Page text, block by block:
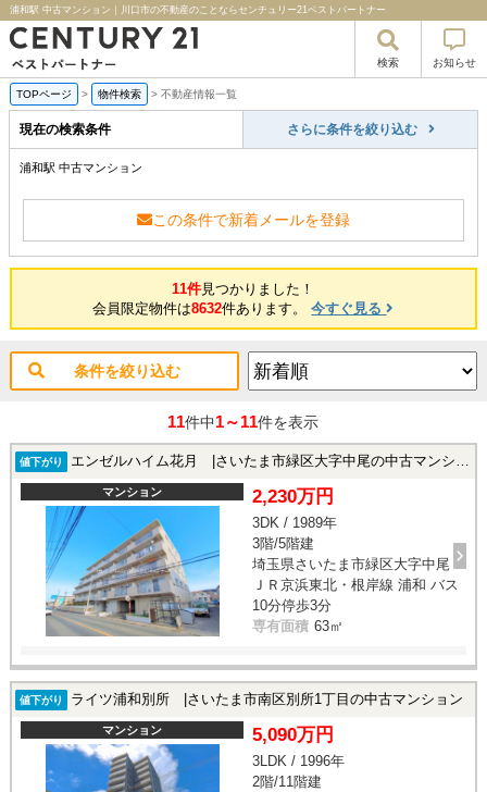
浦和駅 中古マンション｜川口市の不動産のことならセンチュリー21ベストパートナー
検索 お知らせ
TOPページ > 物件検索 > 不動産情報一覧
現在の検索条件 さらに条件を絞り込む
浦和駅 中古マンション
この条件で新着メールを登録
11件見つかりました！
会員限定物件は8632件あります。今すぐ見る
条件を絞り込む
11件中1～11件を表示
値下がり エンゼルハイム花月 |さいたま市緑区大字中尾の中古マンション
マンション 2,230万円
3DK / 1989年
3階/5階建
埼玉県さいたま市緑区大字中尾
ＪＲ京浜東北・根岸線 浦和 バス
10分停歩3分
専有面積 63㎡
値下がり ライツ浦和別所 |さいたま市南区別所1丁目の中古マンション
マンション 5,090万円
3LDK / 1996年
2階/11階建